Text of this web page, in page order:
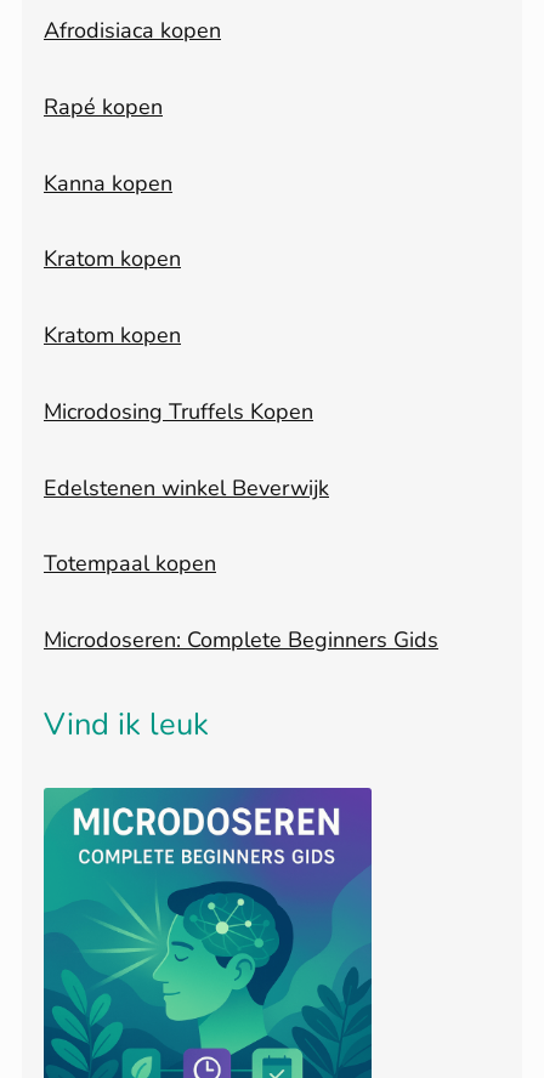
Afrodisiaca kopen
Rapé kopen
Kanna kopen
Kratom kopen
Kratom kopen
Microdosing Truffels Kopen
Edelstenen winkel Beverwijk
Totempaal kopen
Microdoseren: Complete Beginners Gids
Vind ik leuk